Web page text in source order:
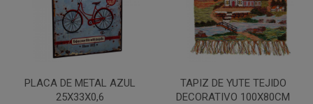
PLACA DE METAL AZUL
25X33X0,6
TAPIZ DE YUTE TEJIDO
DECORATIVO 100X80CM